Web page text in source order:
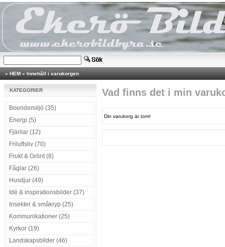
» HEM » Innehåll i varukorgen
KATEGORIER
Boendemiljö (35)
Energi (5)
Fjärilar (12)
Friluftsliv (70)
Frukt & Grönt (8)
Fåglar (26)
Husdjur (49)
Idé & inspirationsbilder (37)
Insekter & småkryp (25)
Kommunikationer (25)
Kyrkor (19)
Landskapsbilder (46)
Vad finns det i min
Din varukorg är tom!